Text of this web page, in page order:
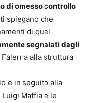
di omesso controllo
spiegano che
di quel
segnalati dagli
Falerna alla struttura
e in seguito alla
Maffia e le